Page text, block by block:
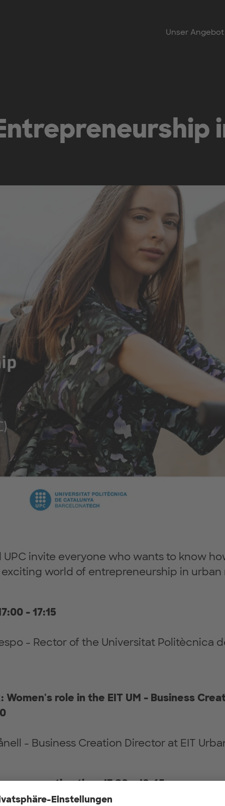
Unser Angebot
UPC invite everyone who wants to know
world of entrepreneurship in urban
- 17:15
- Rector of the Universitat Politècnica
Women's role in the EIT UM - Business
- Business Creation Director at EIT
question time 17:30 – 18:45